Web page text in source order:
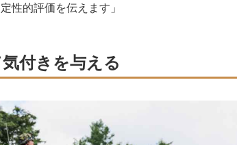
性的評価を伝えます」
付きを与える